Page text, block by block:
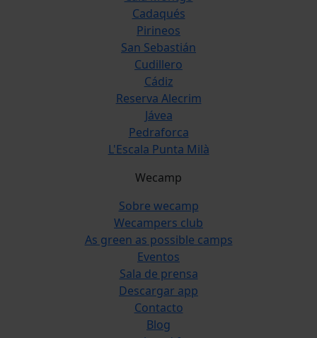
Cadaqués
Pirineos
San Sebastián
Cudillero
Cádiz
Reserva Alecrim
Jávea
Pedraforca
L'Escala Punta Milà
Wecamp
Sobre wecamp
Wecampers club
As green as possible camps
Eventos
Sala de prensa
Descargar app
Contacto
Blog